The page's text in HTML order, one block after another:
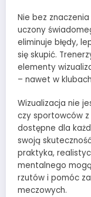
Nie bez
uczony
eliminuje błędy,
się skupić.
elementy
– nawet w
Wizualizacja nie
czy sportowców z
dostępne dla
swoją
praktyka,
mentalnego
rzutów i pomóc
meczowych.